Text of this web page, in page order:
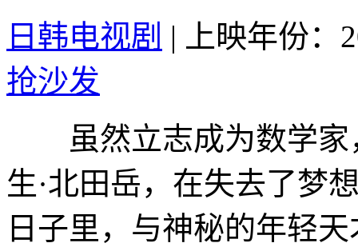
日韩电视剧 |
上映年份：
抢沙发
虽然立志成为数学家
生·北田岳，在失去了梦
日子里，与神秘的年轻